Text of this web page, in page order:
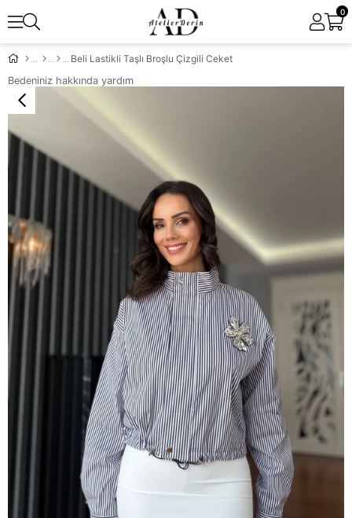
0
Beli Lastikli Taşlı Broşlu Çizgili Ceket
Bedeniniz hakkında yardım